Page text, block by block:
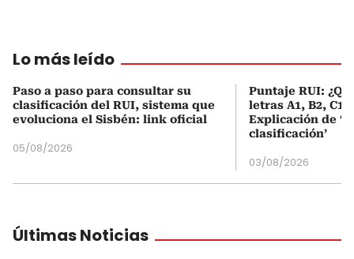
Lo más leído
Paso a paso para consultar su
clasificación del RUI, sistema que
evoluciona el Sisbén: link oficial
05/08/2026
Puntaje RUI:
letras A1, B2, C1
Explicación de
clasificación’
03/08/2026
Últimas Noticias